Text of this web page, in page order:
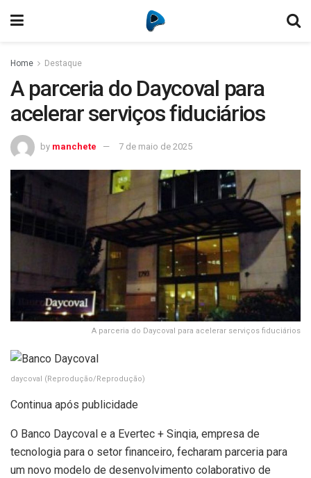
Home Destaque
A parceria do Daycoval para
acelerar serviços fiduciários
by manchete 7 de maio de 2025
A parceria do Daycoval para acelerar serviços fiduciários
daycoval (Reprodução/Reprodução)
Continua após publicidade
O Banco Daycoval e a Evertec + Sinqia, empresa de
tecnologia para o setor financeiro, fecharam parceria para
um novo modelo de desenvolvimento colaborativo de